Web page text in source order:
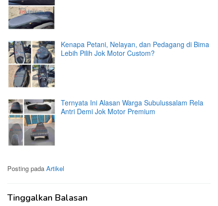
Kenapa Petani, Nelayan, dan Pedagang di Bima
Lebih Pilih Jok Motor Custom?
Ternyata Ini Alasan Warga Subulussalam Rela
Antri Demi Jok Motor Premium
Posting pada Artikel
Tinggalkan Balasan